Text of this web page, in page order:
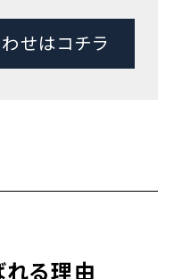
せはコチラ
る理由